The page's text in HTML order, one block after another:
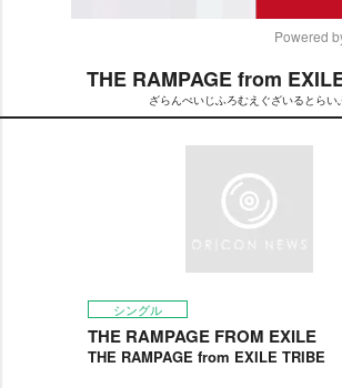
Powered
THE RAMPAGE from
ざらんぺいじふろむえぐざいるとらい
シングル
THE RAMPAGE FROM EXILE
THE RAMPAGE from EXILE TRIBE